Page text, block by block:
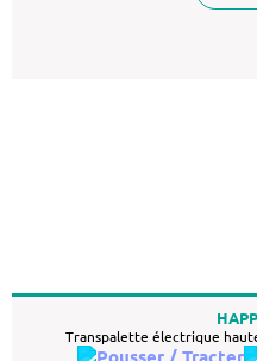
Transpalette électrique